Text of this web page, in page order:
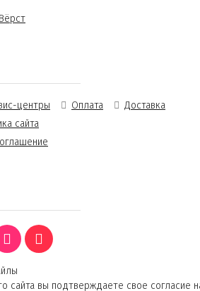
центры Оплата
Доставка
сайта
сайта вы подтверждаете свое согласие